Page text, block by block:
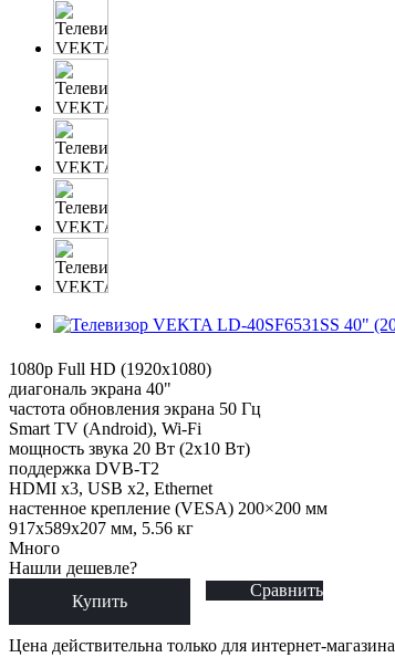
1080p Full HD (1920x1080)
диагональ экрана 40"
частота обновления экрана 50 Гц
Smart TV (Android), Wi-Fi
мощность звука 20 Вт (2х10 Вт)
поддержка DVB-T2
HDMI x3, USB x2, Ethernet
настенное крепление (VESA) 200×200 мм
917x589x207 мм, 5.56 кг
Много
Нашли дешевле?
Купить
Сравнить
Цена действительна только для интернет-